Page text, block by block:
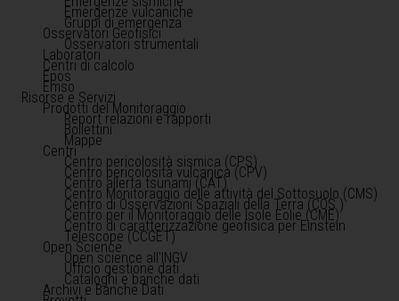
Emergenze vulcaniche
Gruppi di emergenza
Osservatori Geofisici
Osservatori strumentali
Laboratori
Centri di calcolo
Epos
Emso
Risorse e Servizi
Prodotti del Monitoraggio
Report relazioni e rapporti
Bollettini
Mappe
Centri
Centro pericolosità sismica (CPS)
Centro pericolosità vulcanica (CPV)
Centro allerta tsunami (CAT)
Centro Monitoraggio delle attività del Sottosuolo (CMS)
Centro di Osservazioni Spaziali della Terra (COS )
Centro per il Monitoraggio delle Isole Eolie (CME)
Centro di caratterizzazione geofisica per Einstein
Telescope (CCGET)
Open Science
Open science all'INGV
Ufficio gestione dati
Cataloghi e banche dati
Archivi e Banche Dati